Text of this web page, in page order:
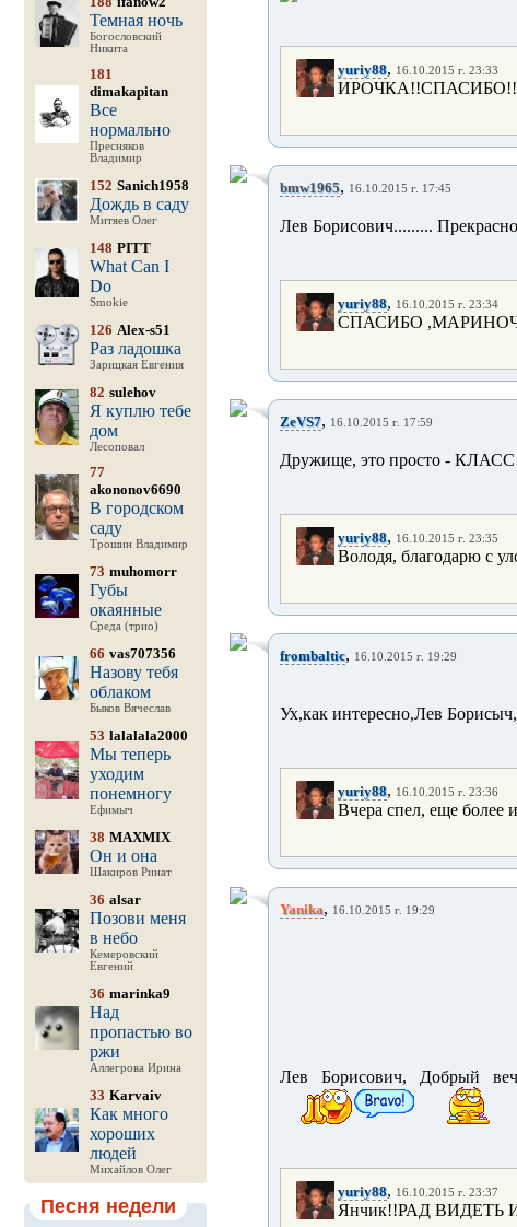
Темная ночь
Богословский
Никита
181
dimakapitan
Все
нормально
Пресняков
Владимир
152 Sanich1958
Дождь в саду
Митяев Олег
148 PITT
What Can I
Do
Smokie
126 Alex-s51
Раз ладошка
Зарицкая Евгения
82 sulehov
Я куплю тебе
дом
Лесоповал
77
akononov6690
В городском
саду
Трошин Владимир
73 muhomorr
Губы
окаянные
Среда (трио)
66 vas707356
Назову тебя
облаком
Быков Вячеслав
53 lalalala2000
Мы теперь
уходим
понемногу
Ефимыч
38 MAXMIX
Он и она
Шакиров Ринат
36 alsar
Позови меня
в небо
Кемеровский
Евгений
36 marinka9
Над
пропастью во
ржи
Аллегрова Ирина
33 Karvaiv
Как много
хороших
людей
Михайлов Олег
Песня недели
yuriy88, 16.10.2015 г. 23:33
bmw1965, 16.10.2015 г. 17:45
Лев Борисович.........
yuriy88, 16.10.2015 г. 23:34
СПАСИБО
ZeVS7, 16.10.2015 г. 17:59
Дружище, это просто - КЛАСС
yuriy88, 16.10.2015 г. 23:35
Володя, благодарю с
frombaltic, 16.10.2015 г. 19:29
Ух,как интересно,Лев
yuriy88, 16.10.2015 г. 23:36
Вчера спел, еще более
Yanika, 16.10.2015 г. 19:29
Лев Борисович, Добрый
yuriy88, 16.10.2015 г. 23:37
Янчик!!РАД